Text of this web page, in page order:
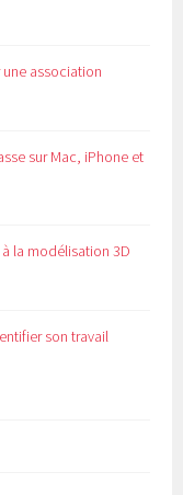
une association
sur Mac, iPhone et
la modélisation 3D
son travail